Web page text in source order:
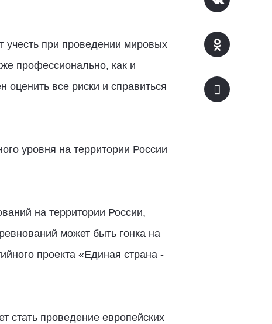
учесть при проведении мировых
профессионально, как и
все риски и справиться
уровня на территории России
на территории России,
может быть гонка на
проекта «Единая страна -
проведение европейских